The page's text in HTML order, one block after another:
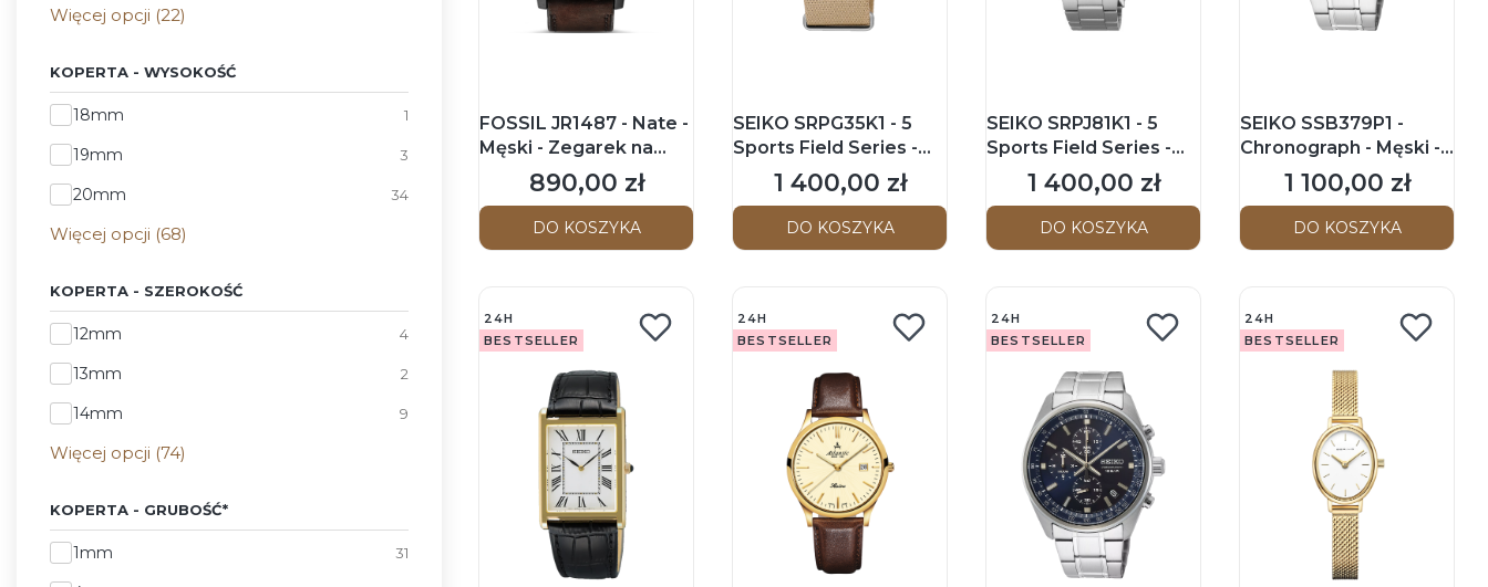
Więcej opcji (22)
KOPERTA - WYSOKOŚĆ
Koperta - Wysokość
18mm 1
19mm 3
20mm 34
Więcej opcji (68)
KOPERTA - SZEROKOŚĆ
Koperta - Szerokość
12mm 4
13mm 2
14mm 9
Więcej opcji (74)
KOPERTA - GRUBOŚĆ*
Koperta - Grubość*
1mm 31
FOSSIL JR1487 - Nate -
Męski - Zegarek na
paskuCena
890,00 zł
DO KOSZYKA
SEIKO SRPG35K1 - 5
Sports Field Series -
Męski - Zegarek
mechaniczny
Cena
1 400,00 zł
DO KOSZYKA
SEIKO SRPJ81K1 - 5
Sports Field Series -
Męski - Zegarek
mechaniczny
Cena
1 400,00 zł
DO KOSZYKA
SEIKO SSB379P1 -
Chronograph - Męski -
Zegarek kwarcowy
Cena
1 100,00 zł
DO KOSZYKA
24H
BESTSELLER
24H
BESTSELLER
24H
BESTSELLER
24H
BESTSELLER